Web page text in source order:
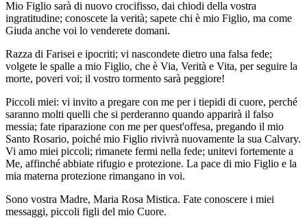
Mio Figlio sarà di nuovo crocifisso, dai chiodi della vostra
ingratitudine; conoscete la verità; sapete chi è mio Figlio, ma come
Giuda anche voi lo venderete domani.
Razza di Farisei e ipocriti; vi nascondete dietro una falsa fede;
volgete le spalle a mio Figlio, che è Via, Verità e Vita, per seguire la
morte, poveri voi; il vostro tormento sarà peggiore!
Piccoli miei: vi invito a pregare con me per i tiepidi di cuore, perché
saranno molti quelli che si perderanno quando apparirà il falso
messia; fate riparazione con me per quest'offesa, pregando il mio
Santo Rosario, poiché mio Figlio rivivrà nuovamente la sua Calvary.
Vi amo miei piccoli; rimanete fermi nella fede; unitevi fortemente a
Me, affinché abbiate rifugio e protezione. La pace di mio Figlio e la
mia materna protezione rimangano in voi.
Sono vostra Madre, Maria Rosa Mistica. Fate conoscere i miei
messaggi, piccoli figli del mio Cuore.